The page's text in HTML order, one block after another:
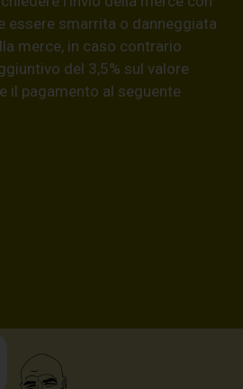
essere smarrita o danneggiata
merce, in caso contrario
del 3,5% sul valore
il pagamento al seguente